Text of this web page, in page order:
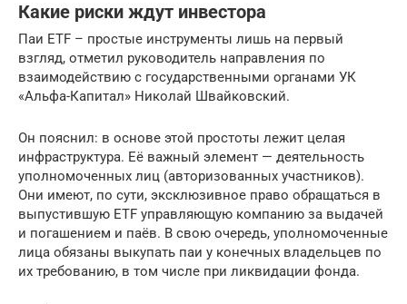
Какие риски ждут инвестора
Паи ETF – простые инструменты лишь на первый
взгляд, отметил руководитель направления по
взаимодействию с государственными органами УК
«Альфа-Капитал» Николай Швайковский.
Он пояснил: в основе этой простоты лежит целая
инфраструктура. Её важный элемент — деятельность
уполномоченных лиц (авторизованных участников).
Они имеют, по сути, эксклюзивное право обращаться в
выпустившую ETF управляющую компанию за выдачей
и погашением и паёв. В свою очередь, уполномоченные
лица обязаны выкупать паи у конечных владельцев по
их требованию, в том числе при ликвидации фонда.